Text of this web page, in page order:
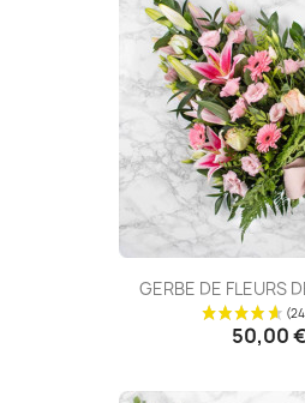
GERBE DE FLEURS
50,00 €